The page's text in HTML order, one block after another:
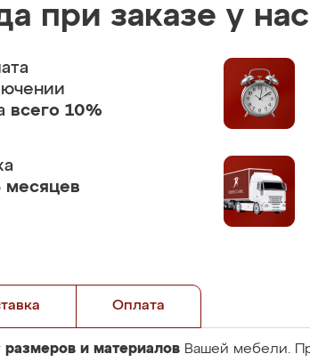
при заказе у нас
всего 10%
месяцев
Оплата
размеров и материалов Вашей мебели.